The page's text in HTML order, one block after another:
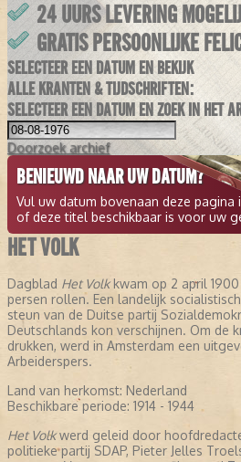
24 UURS LEVERING
GRATIS PERSOONLIJKE
SELECTEER EEN DATUM EN BEKIJK
ALLE KRANTEN & TIJDSCHRIFTEN:
SELECTEER EEN DATUM EN ZOEK IN HET
Doorzoek archief
BENIEUWD NAAR UW DATUM?
Vul uw datum bovenaan deze pagina
of deze titel beschikbaar is voor uw
HET VOLK
Dagblad Het Volkkwam op 2 april
persen rollen. Een landelijk
steun van de Duitse partij
Deutschlands kon verschijnen. Om de
drukken, werd in Amsterdam een
Arbeiderspers.
Land van herkomst: Nederland
Beschikbare periode: 1914 - 1944
Het Volkwerd geleid door
politieke partij SDAP, Pieter Jelles